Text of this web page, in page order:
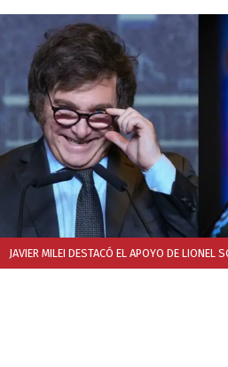
JAVIER MILEI DESTACÓ EL APOYO DE LIONEL